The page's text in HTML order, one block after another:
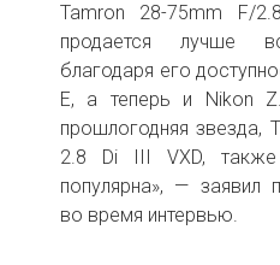
Tamron 28-75mm F/
продается лучше
благодаря его
E, а теперь и Nikon
прошлогодняя звезда,
2.8 Di III VXD, также
популярна», — заявил
во время интервью.